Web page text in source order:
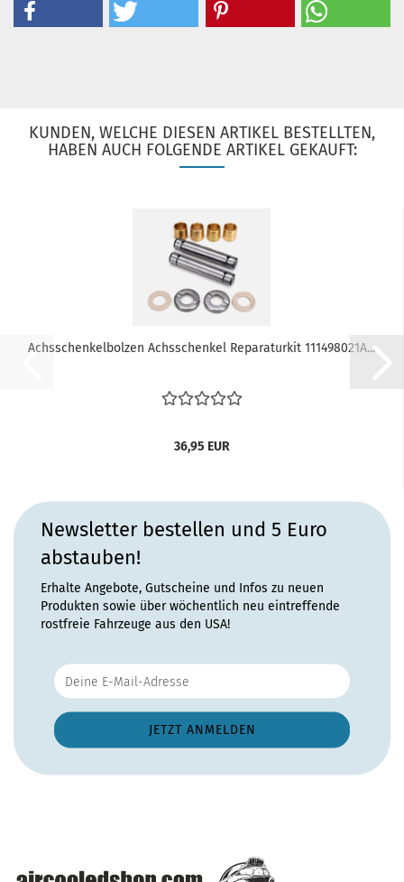
KUNDEN, WELCHE DIESEN ARTIKEL BESTELLTEN,
HABEN AUCH FOLGENDE ARTIKEL GEKAUFT:
Achsschenkelbolzen Achsschenkel Reparaturkit 111498021A...
36,95 EUR
Newsletter bestellen und 5 Euro
abstauben!
Erhalte Angebote, Gutscheine und Infos zu neuen
Produkten sowie über wöchentlich neu eintreffende
rostfreie Fahrzeuge aus den USA!